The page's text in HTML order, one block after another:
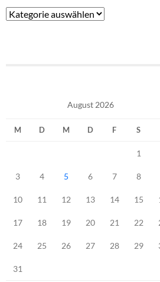
Qual
August 2026
M D M D F S
1
3 4 5 6 7 8
10 11 12 13 14 15
17 18 19 20 21 22
24 25 26 27 28 29
31